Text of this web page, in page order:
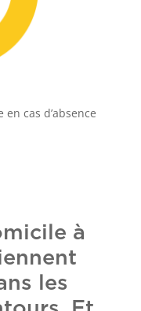
cas d’absence
à
les